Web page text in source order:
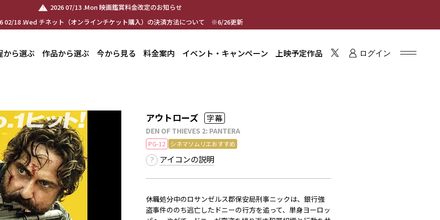
2026 07/13 .Mon 映画鑑賞料金改定のお知らせ
02/18 .Wed チネット（オンラインチケット購入）の決済方法について ※6/26更新
から選ぶ 作品から選ぶ 今から見る 料金案内 イベント・キャンペーン 上映予定作品 ログイン
アウトローズ 字幕
DEN OF THIEVES 2: PANTERA
PG-12 シネマソムリエおすすめ
アイコンの説明
休職処分中のロサンゼルス郡保安局刑事ニックは、銀⾏強
盗事件ののち逃亡したドニーの⾏⽅を追って、単⾝ヨーロッ